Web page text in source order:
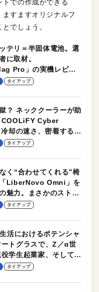
での作成ができる
ますますオリジナルフ
でしょう。
テリ＝半固体電池。選
に取材。
Pro」の実機レビュ
タイアップ
？ ネッククーラーが助
COOLiFY Cyber
却の速さ、密着する冷
ルな操作性がグッド！
タイアップ
く“合わせてくれる”椅
LiberNovo Omni」を
魅力。まさかのストレ
タイアップ
活におけるポテンシャ
トグラスで、Z／α世
学生起業家、そして教
ート【PR】
タイアップ